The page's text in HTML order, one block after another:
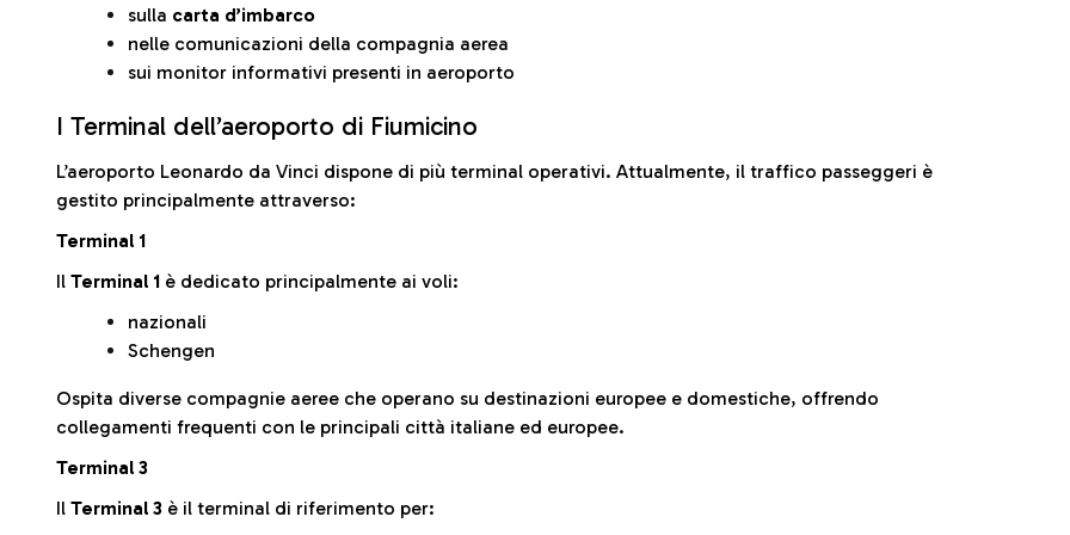
sulla carta d’imbarco
nelle comunicazioni della compagnia aerea
sui monitor informativi presenti in aeroporto
I Terminal dell’aeroporto di Fiumicino
L’aeroporto Leonardo da Vinci dispone di più terminal operativi. Attualmente, il traffico passeggeri è
gestito principalmente attraverso:
Terminal 1
Il Terminal 1 è dedicato principalmente ai voli:
nazionali
Schengen
Ospita diverse compagnie aeree che operano su destinazioni europee e domestiche, offrendo
collegamenti frequenti con le principali città italiane ed europee.
Terminal 3
Il Terminal 3 è il terminal di riferimento per: